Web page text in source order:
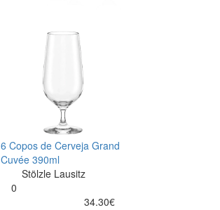
6 Copos de Cerveja Grand
Cuvée 390ml
Stölzle Lausitz
0
34.30€